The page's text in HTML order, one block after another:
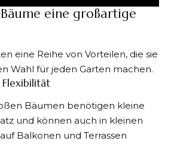
eine großartige
eine Reihe von Vorteilen, die sie
Wahl für jeden Garten machen.
Flexibilität
Bäumen benötigen kleine
und können auch in kleinen
Balkonen und Terrassen